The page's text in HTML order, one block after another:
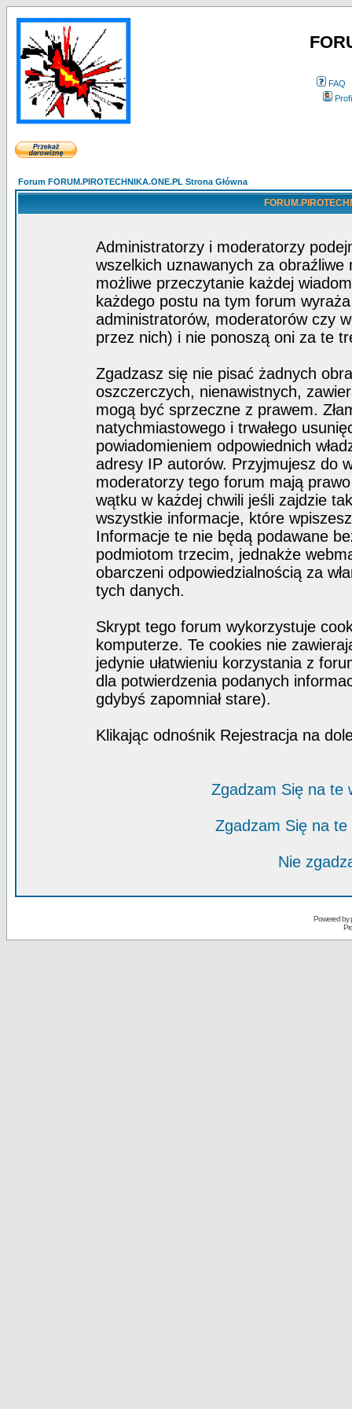
FAQ
Forum FORUM.PIROTECHNIKA.ONE.PL Strona Główna
Administratorzy i moderatorzy
wszelkich uznawanych za obraźliwe
możliwe przeczytanie każdej
każdego postu na tym forum
administratorów, moderatorów czy
przez nich) i nie ponoszą oni za te
Zgadzasz się nie pisać żadnych
oszczerczych, nienawistnych,
mogą być sprzeczne z prawem.
natychmiastowego i trwałego
powiadomieniem odpowiednich
adresy IP autorów. Przyjmujesz do
moderatorzy tego forum mają
wątku w każdej chwili jeśli zajdzie
wszystkie informacje, które
Informacje te nie będą podawane
podmiotom trzecim, jednakże
obarczeni odpowiedzialnością za
tych danych.
Skrypt tego forum wykorzystuje
komputerze. Te cookies nie
jedynie ułatwieniu korzystania z
dla potwierdzenia podanych
gdybyś zapomniał stare).
Klikając odnośnik Rejestracja na
Zgadzam Się na te
Zgadzam Się na
Nie
Powered by